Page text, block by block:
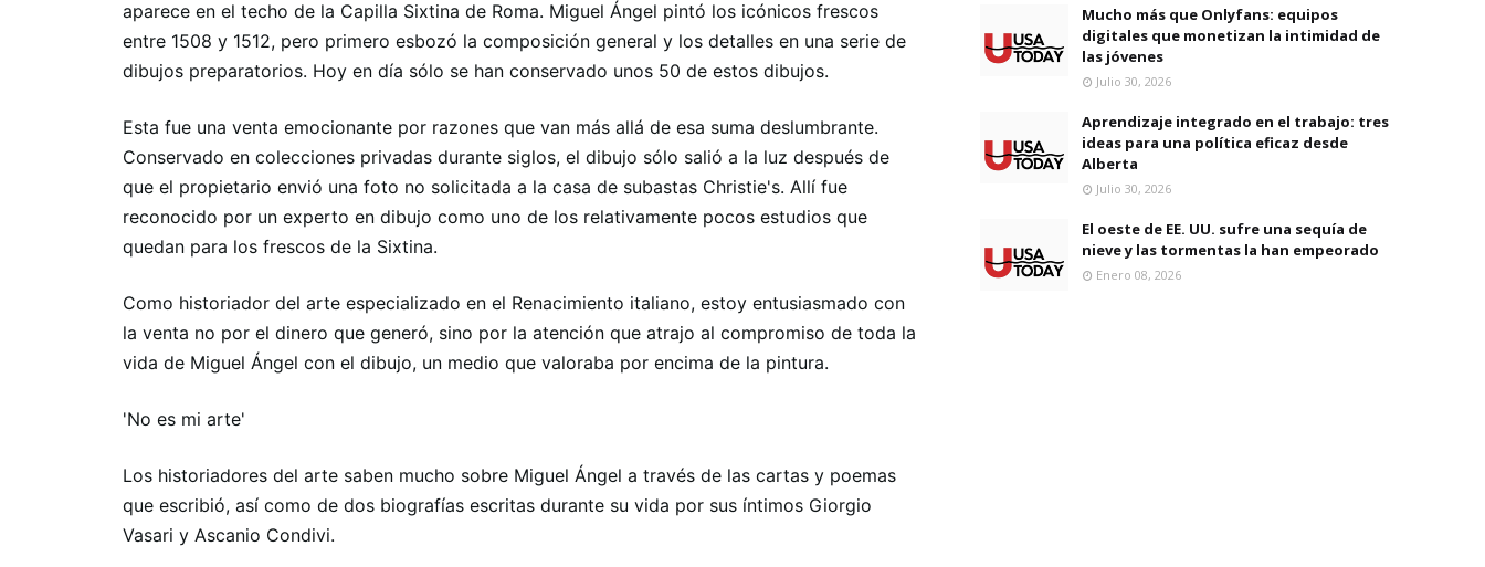
aparece en el techo de la Capilla Sixtina de Roma. Miguel Ángel pintó los icónicos frescos
entre 1508 y 1512, pero primero esbozó la composición general y los detalles en una serie de
dibujos preparatorios. Hoy en día sólo se han conservado unos 50 de estos dibujos.
Esta fue una venta emocionante por razones que van más allá de esa suma deslumbrante.
Conservado en colecciones privadas durante siglos, el dibujo sólo salió a la luz después de
que el propietario envió una foto no solicitada a la casa de subastas Christie's. Allí fue
reconocido por un experto en dibujo como uno de los relativamente pocos estudios que
quedan para los frescos de la Sixtina.
Como historiador del arte especializado en el Renacimiento italiano, estoy entusiasmado con
la venta no por el dinero que generó, sino por la atención que atrajo al compromiso de toda la
vida de Miguel Ángel con el dibujo, un medio que valoraba por encima de la pintura.
'No es mi arte'
Los historiadores del arte saben mucho sobre Miguel Ángel a través de las cartas y poemas
que escribió, así como de dos biografías escritas durante su vida por sus íntimos Giorgio
Vasari y Ascanio Condivi.
Mucho más que Onlyfans: equipos
digitales que monetizan la intimidad de
las jóvenes
Julio 30, 2026
Aprendizaje integrado en el trabajo: tres
ideas para una política eficaz desde
Alberta
Julio 30, 2026
El oeste de EE. UU. sufre una sequía de
nieve y las tormentas la han empeorado
Enero 08, 2026